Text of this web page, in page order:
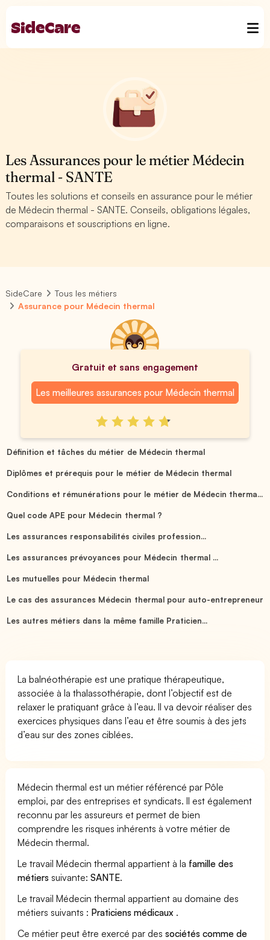
Les Assurances pour le métier Médecin
thermal - SANTE
Toutes les solutions et conseils en assurance pour le métier
de Médecin thermal - SANTE. Conseils, obligations légales,
comparaisons et souscriptions en ligne.
SideCare
Tous les métiers
Assurance pour Médecin thermal
Gratuit et sans engagement
Les meilleures assurances pour Médecin thermal
Définition et tâches du métier de Médecin thermal
Diplômes et prérequis pour le métier de Médecin thermal
Conditions et rémunérations pour le métier de Médecin therma...
Quel code APE pour Médecin thermal ?
Les assurances responsabilités civiles profession...
Les assurances prévoyances pour Médecin thermal ...
Les mutuelles pour Médecin thermal
Le cas des assurances Médecin thermal pour auto-entrepreneur
Les autres métiers dans la même famille Praticien...
La balnéothérapie est une pratique thérapeutique,
associée à la thalassothérapie, dont l’objectif est de
relaxer le pratiquant grâce à l’eau. Il va devoir réaliser des
exercices physiques dans l’eau et être soumis à des jets
d’eau sur des zones ciblées.
Médecin thermal est un métier référencé par Pôle
emploi, par des entreprises et syndicats. Il est également
reconnu par les assureurs et permet de bien
comprendre les risques inhérents à votre métier de
Médecin thermal.
Le travail Médecin thermal appartient à la famille des
métiers suivante:SANTE.
Le travail Médecin thermal appartient au domaine des
métiers suivants : Praticiens médicaux .
Ce métier peut être exercé par dessociétés comme de